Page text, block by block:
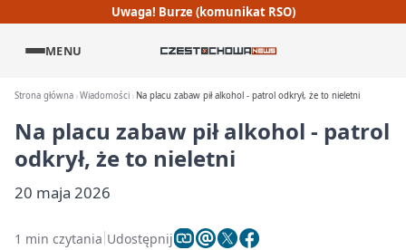
Uwaga! Burze (komunikat RSO)
MENU
Strona główna Wiadomości Na placu zabaw pił alkohol - patrol odkrył, że to nieletni
Na placu zabaw pił alkohol - patrol
odkrył, że to nieletni
20 maja 2026
1 min czytania Udostępnij